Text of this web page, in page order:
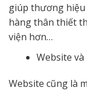
giúp thương hiệu
hàng thân thiết
viện hơn…
Website
Website cũng là